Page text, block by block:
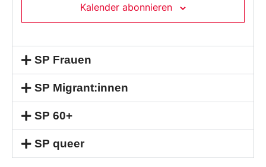
Kalender abonnieren
SP Frauen
SP Migrant:innen
SP 60+
SP queer